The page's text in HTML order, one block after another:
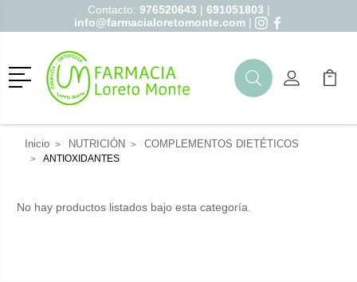
Contacto: 976520643 | 691051803 |
info@farmacialoretomonte.com|
Menú
BuscarMi Cuenta
Mi
Inicio NUTRICIÓN COMPLEMENTOS DIETÉTICOS
ANTIOXIDANTES
No hay productos listados bajo esta categoría.